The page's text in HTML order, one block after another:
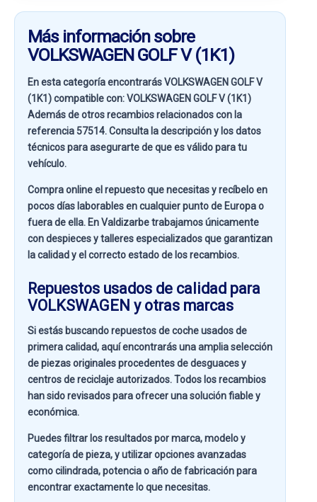
Más información sobre
VOLKSWAGEN GOLF V (1K1)
En esta categoría encontrarás VOLKSWAGEN GOLF V
(1K1) compatible con:VOLKSWAGEN GOLF V (1K1)
Además de otros recambios relacionados con la
referencia 57514. Consulta la descripción y los datos
técnicos para asegurarte de que es válido para tu
vehículo.
Compra online el repuesto que necesitas y recíbelo en
pocos días laborables en cualquier punto de Europa o
fuera de ella. EnValdizarbetrabajamos únicamente
con despieces y talleres especializados que garantizan
la calidad y el correcto estado de los recambios.
Repuestos usados de calidad para
VOLKSWAGEN y otras marcas
Si estás buscandorepuestos de coche usados de
primera calidad, aquí encontrarás una amplia selección
de piezas originales procedentes de desguaces y
centros de reciclaje autorizados. Todos los recambios
han sido revisados para ofrecer una solución fiable y
económica.
Puedes filtrar los resultados pormarca, modelo y
categoría de pieza, y utilizar opciones avanzadas
comocilindrada, potencia o año de fabricaciónpara
encontrar exactamente lo que necesitas.